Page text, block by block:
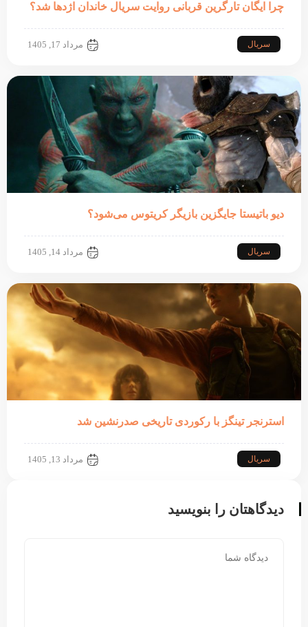
چرا ایگان تارگرین قربانی روایت سریال خاندان اژدها شد؟
سریال مرداد 17, 1405
دیو باتیستا جایگزین بازیگر کریتوس می‌شود؟
سریال مرداد 14, 1405
استرنجر تینگز با رکوردی تاریخی صدرنشین شد
سریال مرداد 13, 1405
دیدگاهتان را بنویسید